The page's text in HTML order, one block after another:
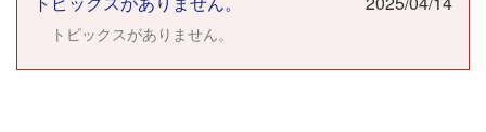
トピックスがありません。